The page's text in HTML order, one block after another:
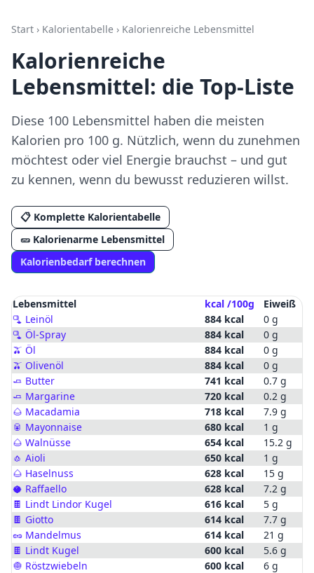
Start › Kalorientabelle › Kalorienreiche Lebensmittel
Kalorienreiche
Lebensmittel: die Top-Liste
Diese 100 Lebensmittel haben die meisten
Kalorien pro 100 g. Nützlich, wenn du zunehmen
möchtest oder viel Energie brauchst – und gut
zu kennen, wenn du bewusst reduzieren willst.
📋 Komplette Kalorientabelle
🥒 Kalorienarme Lebensmittel
Kalorienbedarf berechnen
Lebensmittel kcal /100g
Eiweiß
🫗 Leinöl 884 kcal
0 g
🫗 Öl-Spray 884 kcal
0 g
🫒 Öl 884 kcal
0 g
🫒 Olivenöl 884 kcal
0 g
🧈 Butter 741 kcal
0.7 g
🧈 Margarine 720 kcal
0.2 g
🌰 Macadamia 718 kcal
7.9 g
🥫 Mayonnaise 680 kcal
1 g
🌰 Walnüsse 654 kcal
15.2 g
🧄 Aioli 650 kcal
1 g
🌰 Haselnuss 628 kcal
15 g
🥥 Raffaello 628 kcal
7.2 g
🍫 Lindt Lindor Kugel 616 kcal
5 g
🍫 Giotto 614 kcal
7.7 g
🥜 Mandelmus 614 kcal
21 g
🍫 Lindt Kugel 600 kcal
5.6 g
🧅 Röstzwiebeln 600 kcal
6 g